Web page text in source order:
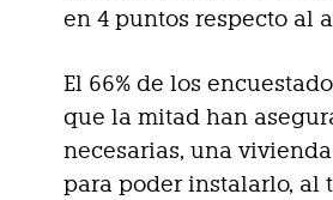
en 4 puntos respecto al
El 66% de los
que la mitad han
necesarias, una
para poder instalarlo, al